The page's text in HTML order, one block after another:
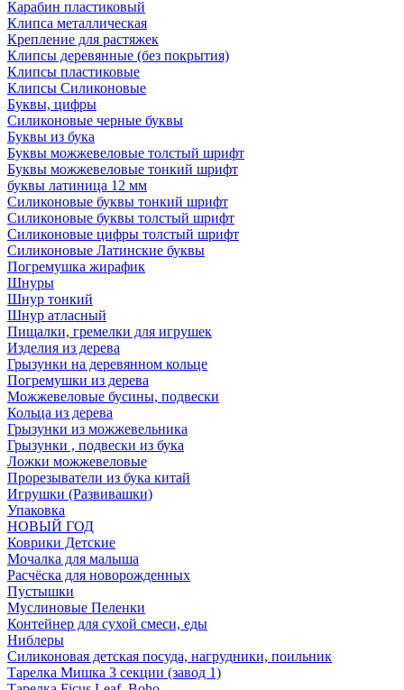
Карабин пластиковый
Клипса металлическая
Крепление для растяжек
Клипсы деревянные (без покрытия)
Клипсы пластиковые
Клипсы Силиконовые
Буквы, цифры
Силиконовые черные буквы
Буквы из бука
Буквы можжевеловые толстый шрифт
Буквы можжевеловые тонкий шрифт
буквы латиница 12 мм
Силиконовые буквы тонкий шрифт
Силиконовые буквы толстый шрифт
Силиконовые цифры толстый шрифт
Силиконовые Латинские буквы
Погремушка жирафик
Шнуры
Шнур тонкий
Шнур атласный
Пищалки, гремелки для игрушек
Изделия из дерева
Грызунки на деревянном кольце
Погремушки из дерева
Можжевеловые бусины, подвески
Кольца из дерева
Грызунки из можжевельника
Грызунки , подвески из бука
Ложки можжевеловые
Прорезыватели из бука китай
Игрушки (Развивашки)
Упаковка
НОВЫЙ ГОД
Коврики Детские
Мочалка для малыша
Расчёска для новорожденных
Пустышки
Муслиновые Пеленки
Контейнер для сухой смеси, еды
Ниблеры
Силиконовая детская посуда, нагрудники, поильник
Тарелка Мишка 3 секции (завод 1)